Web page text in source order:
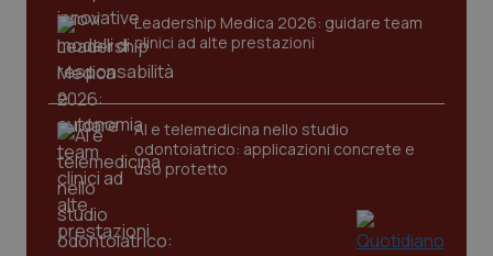
Leadership Medica 2026: guidare team
clinici ad alte prestazioni
AI e telemedicina nello studio
odontoiatrico: applicazioni concrete e
uso protetto
www.quotidianosanita.it